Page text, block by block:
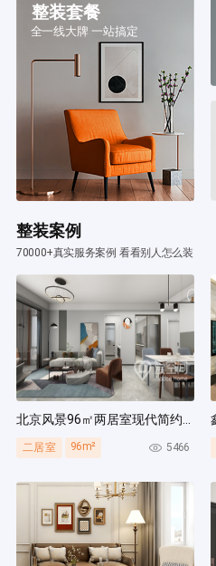
整装套餐
全一线大牌 一站搞定
整装案例
70000+真实服务案例 看看别人怎么装
北京风景96㎡两居室现代简约风装修案例
二居室 96m² 5466